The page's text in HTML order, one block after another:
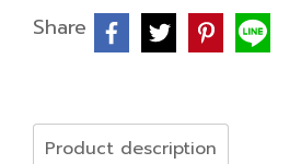
Share
Product description